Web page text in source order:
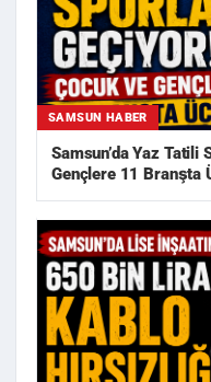
SAMSUN HABER
Samsun’da Yaz Tatili
Gençlere 11 Branşta